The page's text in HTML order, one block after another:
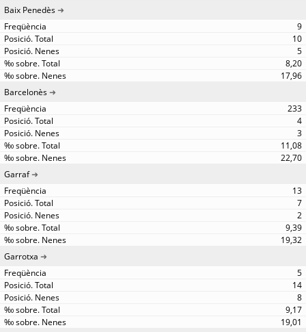
Baix Penedès
9
10
5
8,20
17,96
Barcelonès
233
4
3
11,08
22,70
Garraf
13
7
2
9,39
19,32
Garrotxa
5
14
8
9,17
19,01